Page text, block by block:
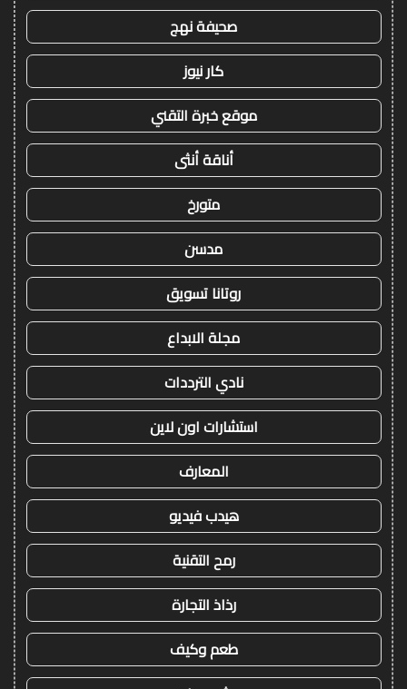
صحيفة نهج
كار نيوز
موقع خبرة التقني
أناقة أنثى
متورخ
مدسن
روتانا تسويق
مجلة الابداع
نادي الترددات
استشارات اون لاين
المعارف
هيدب فيديو
رمح التقنية
رذاذ التجارة
طعم وكيف